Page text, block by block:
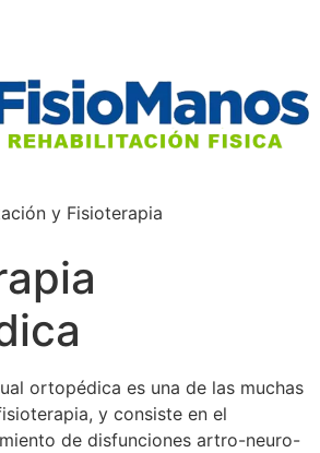
y Fisioterapia
ortopédica es una de las muchas
y consiste en el
de disfunciones artro-neuro-